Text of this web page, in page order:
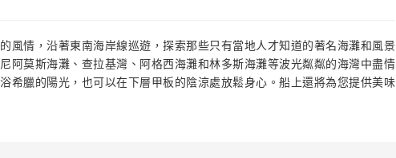
風情，沿著東南海岸線巡遊，探索那些只有當地人才知道的著名海灘和風景
阿莫斯海灘、查拉基灣、阿格西海灘和林多斯海灘等波光粼粼的海灣中盡情
希臘的陽光，也可以在下層甲板的陰涼處放鬆身心。船上還將為您提供美味